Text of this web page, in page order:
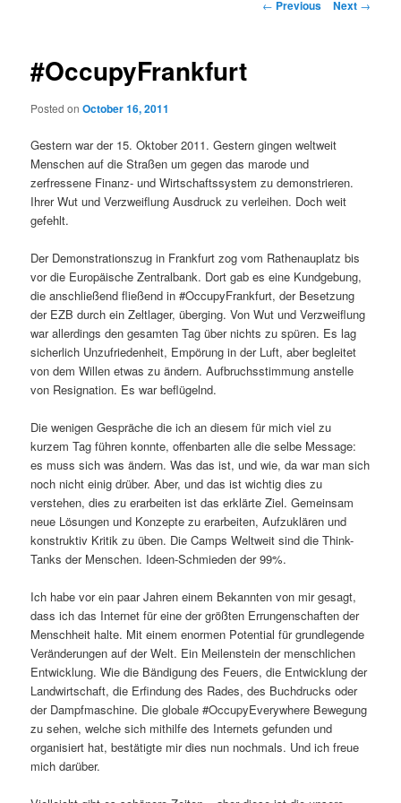
← Previous Next →
#OccupyFrankfurt
Posted onOctober 16, 2011
Gestern war der 15. Oktober 2011. Gestern gingen weltweit
Menschen auf die Straßen um gegen das marode und
zerfressene Finanz- und Wirtschaftssystem zu demonstrieren.
Ihrer Wut und Verzweiflung Ausdruck zu verleihen. Doch weit
gefehlt.
Der Demonstrationszug in Frankfurt zog vom Rathenauplatz bis
vor die Europäische Zentralbank. Dort gab es eine Kundgebung,
die anschließend fließend in #OccupyFrankfurt, der Besetzung
der EZB durch ein Zeltlager, überging. Von Wut und Verzweiflung
war allerdings den gesamten Tag über nichts zu spüren. Es lag
sicherlich Unzufriedenheit, Empörung in der Luft, aber begleitet
von dem Willen etwas zu ändern. Aufbruchsstimmung anstelle
von Resignation. Es war beflügelnd.
Die wenigen Gespräche die ich an diesem für mich viel zu
kurzem Tag führen konnte, offenbarten alle die selbe Message:
es muss sich was ändern. Was das ist, und wie, da war man sich
noch nicht einig drüber. Aber, und das ist wichtig dies zu
verstehen, dies zu erarbeiten ist das erklärte Ziel. Gemeinsam
neue Lösungen und Konzepte zu erarbeiten, Aufzuklären und
konstruktiv Kritik zu üben. Die Camps Weltweit sind die Think-
Tanks der Menschen. Ideen-Schmieden der 99%.
Ich habe vor ein paar Jahren einem Bekannten von mir gesagt,
dass ich das Internet für eine der größten Errungenschaften der
Menschheit halte. Mit einem enormen Potential für grundlegende
Veränderungen auf der Welt. Ein Meilenstein der menschlichen
Entwicklung. Wie die Bändigung des Feuers, die Entwicklung der
Landwirtschaft, die Erfindung des Rades, des Buchdrucks oder
der Dampfmaschine. Die globale #OccupyEverywhere Bewegung
zu sehen, welche sich mithilfe des Internets gefunden und
organisiert hat, bestätigte mir dies nun nochmals. Und ich freue
mich darüber.